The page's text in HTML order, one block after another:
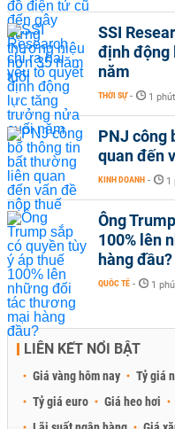
SSI
định động
năm
THỜI SỰ - 1
PNJ công
quan đến
KINH DOANH - 1
Ông
100% lên
hàng đầu?
QUỐC TẾ - 1
LIÊN KẾT NỔI BẬT
Giá vàng hôm nay Tỷ giá
Tỷ giá euro
Giá heo hơi